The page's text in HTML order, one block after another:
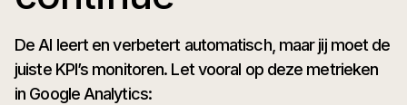
De AI leert en verbetert automatisch, maar jij moet de
juiste KPI’s monitoren. Let vooral op deze metrieken
in Google Analytics: